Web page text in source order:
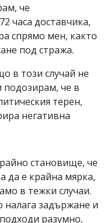
че
часа доставчика,
спрямо мен, както
под стража.
в този случай не
подозирам, че в
терен,
негативна
становище, че
да е крайна мярка,
в тежки случаи.
налага задържане и
разумно,